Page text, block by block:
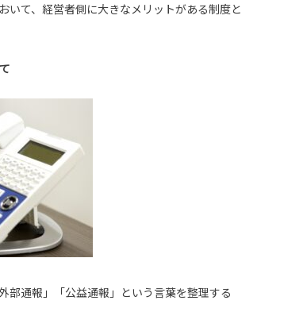
いて、経営者側に大きなメリットがある制度と
部通報」「公益通報」という言葉を整理する